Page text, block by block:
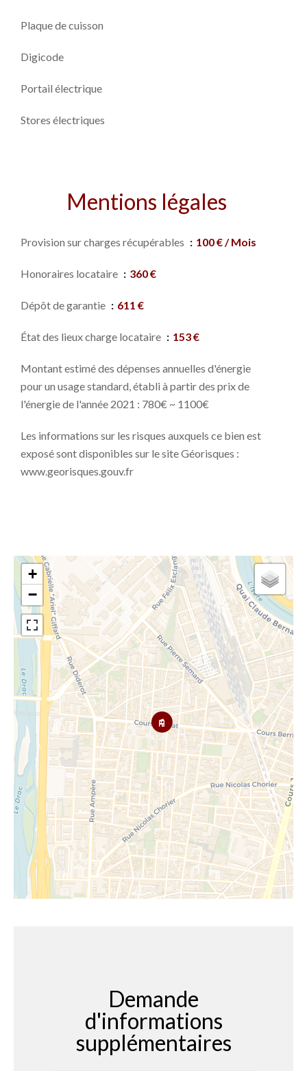
Plaque de cuisson
Digicode
Portail électrique
Stores électriques
Mentions légales
Provision sur charges récupérables 100 € / Mois
Honoraires locataire 360 €
Dépôt de garantie 611 €
État des lieux charge locataire 153 €
Montant estimé des dépenses annuelles d'énergie
pour un usage standard, établi à partir des prix de
l'énergie de l'année 2021 : 780€ ~ 1100€
Les informations sur les risques auxquels ce bien est
exposé sont disponibles sur le site Géorisques :
www.georisques.gouv.fr
+
−
Demande
d'informations
supplémentaires